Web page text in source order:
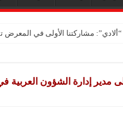
مشاركتنا الأولى في المعرض
مدير إدارة الشؤون العربية